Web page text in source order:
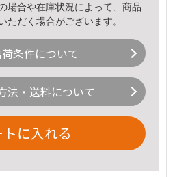
場合や在庫状況によって、商品
ただく場合がございます。
条件について
法・送料について
に入れる